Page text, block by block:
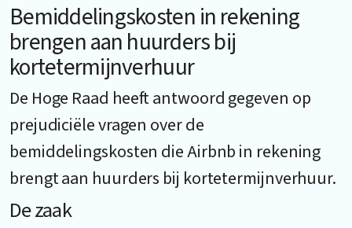
Bemiddelingskosten in rekening
brengen aan huurders bij
kortetermijnverhuur
De Hoge Raad heeft antwoord gegeven op
prejudiciële vragen over de
bemiddelingskosten die Airbnb in rekening
brengt aan huurders bij kortetermijnverhuur.
De zaak